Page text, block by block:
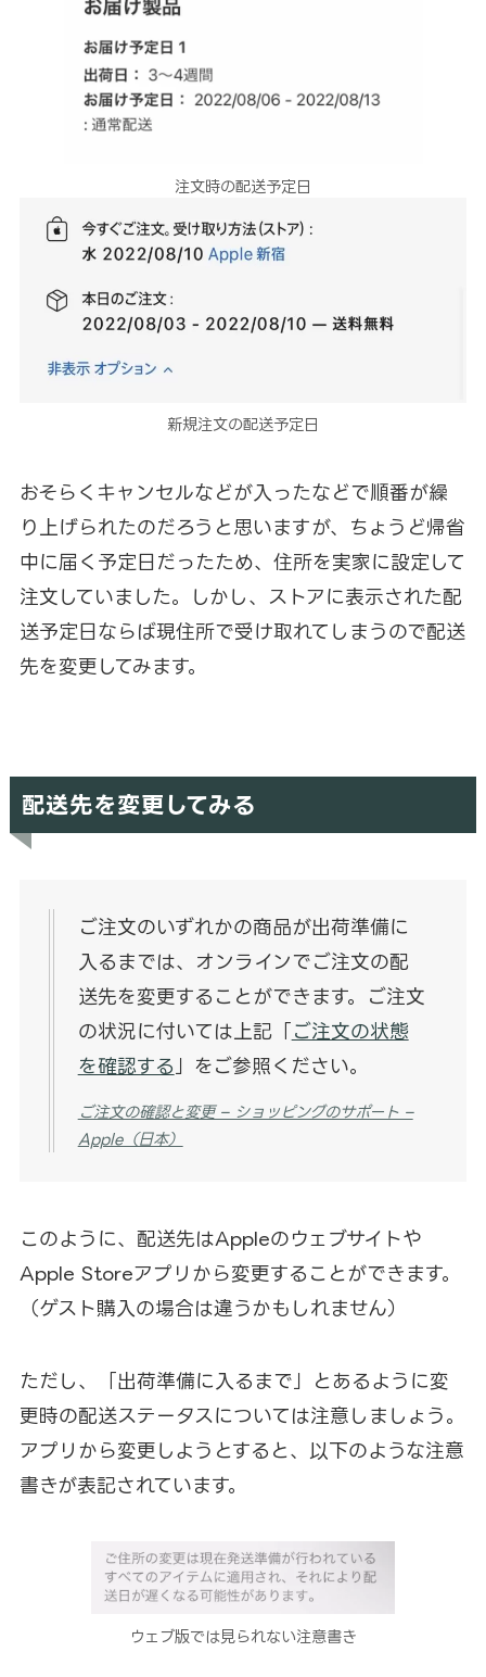
注文時の配送予定日
新規注文の配送予定日
おそらくキャンセルなどが入ったなどで順番が繰
り上げられたのだろうと思いますが、ちょうど帰省
中に届く予定日だったため、住所を実家に設定して
注文していました。しかし、ストアに表示された配
送予定日ならば現住所で受け取れてしまうので配送
先を変更してみます。
配送先を変更してみる
ご注文のいずれかの商品が出荷準備に
入るまでは、オンラインでご注文の配
送先を変更することができます。ご注文
の状況に付いては上記「 ご注文の状態
を確認する 」をご参照ください。
ご注文の確認と変更 – ショッピングのサポート –
Apple（日本）
このように、配送先はAppleのウェブサイトや
Apple Storeアプリから変更することができます。
（ゲスト購入の場合は違うかもしれません）
ただし、「出荷準備に入るまで」とあるように変
更時の配送ステータスについては注意しましょう。
アプリから変更しようとすると、以下のような注意
書きが表記されています。
ウェブ版では見られない注意書き